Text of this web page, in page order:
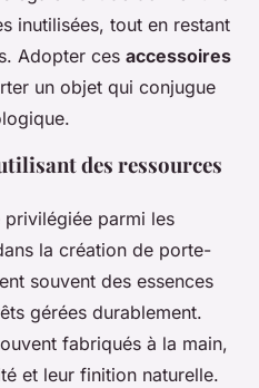
inutilisées, tout en restant
Adopter ces accessoires
un objet qui conjugue
des ressources
parmi les
la création de porte-
souvent des essences
gérées durablement.
fabriqués à la main,
et leur finition naturelle.